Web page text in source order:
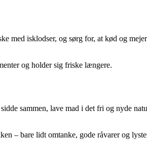
med isklodser, og sørg for, at kød og
og holder sig friske længere.
sammen, lave mad i det fri og nyde
– bare lidt omtanke, gode råvarer og